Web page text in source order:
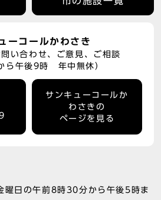
ーコールかわさき
い合わせ、ご意見、ご相談
ら午後9時 年中無休）
サンキューコールか
わさきの
ページを見る
曜日の午前8時30分から午後5時ま